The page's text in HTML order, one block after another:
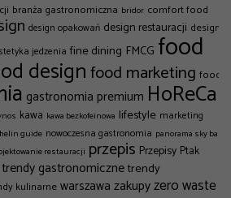
branża gastronomiczna bridor comfort food
design opakowań design restauracji design w
jedzenia fine dining FMCG food
designfood marketing food
gastronomia premium HoReCa
kawa kawa bezkofeinowa lifestyle marketing
guide nowoczesna gastronomia panorama sky bar
restauracji przepis Przepisy Ptak
trendy gastronomicznetrendy
kulinarnewarszawa zakupyzero waste